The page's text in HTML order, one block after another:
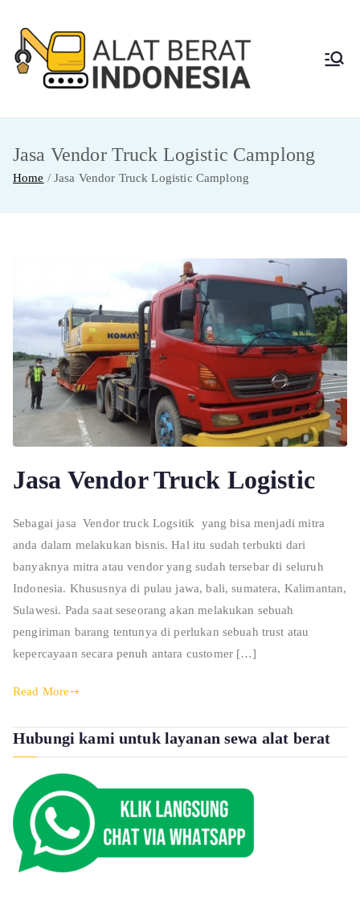
content
Berat
Indon
Jasa Sewa Alat
Jasa Vendor Truck Logistic Camplong
Home Jasa Vendor Truck Logistic Camplong
Jasa Vendor Truck Logistic
Sebagai jasa Vendor truck Logsitik yang bisa menjadi mitra
anda dalam melakukan bisnis. Hal itu sudah terbukti dari
banyaknya mitra atau vendor yang sudah tersebar di seluruh
Indonesia. Khususnya di pulau jawa, bali, sumatera, Kalimantan,
Sulawesi. Pada saat seseorang akan melakukan sebuah
pengiriman barang tentunya di perlukan sebuah trust atau
kepercayaan secara penuh antara customer […]
Read More
Hubungi kami untuk layanan sewa alat berat